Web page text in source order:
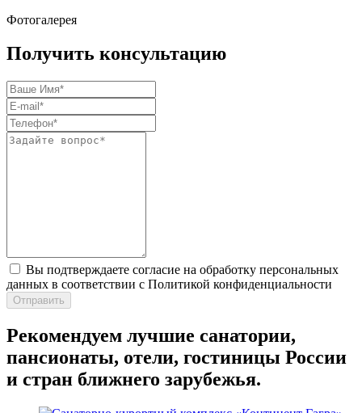
Фотогалерея
Получить консультацию
Вы подтверждаете согласие на обработку персональных
данных в соответствии с Политикой конфиденциальности
Отправить
Рекомендуем лучшие санатории,
пансионаты, отели, гостиницы России
и стран ближнего зарубежья.